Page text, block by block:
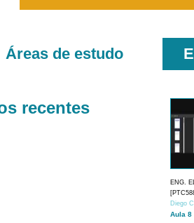
Áreas de estudo
recentes
ENG.
Diego
Aula 8